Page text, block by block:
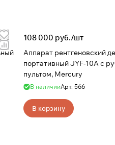
108 000 руб./шт
Аппарат рентгеновский
портативный JYF-10A с
пультом, Mercury
В наличииАрт. 566
В корзину